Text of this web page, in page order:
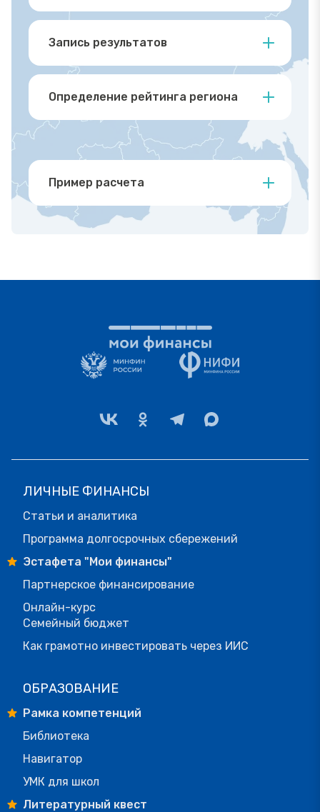
Запись результатов
Определение рейтинга региона
Пример расчета
ЛИЧНЫЕ ФИНАНСЫ
Статьи и аналитика
Программа долгосрочных сбережений
Эстафета "Мои финансы"
Партнерское финансирование
Онлайн-курс
Семейный бюджет
Как грамотно инвестировать через ИИС
ОБРАЗОВАНИЕ
Рамка компетенций
Библиотека
Навигатор
УМК для школ
Литературный квест